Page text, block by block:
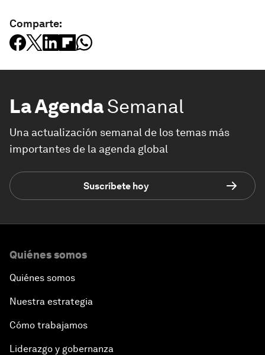
Comparte:
La AgendaSemanal
Una actualización semanal de los temas más
importantes de la agenda global
Suscríbete hoy
Quiénes somos
Quiénes somos
Nuestra estrategia
Cómo trabajamos
Liderazgo y gobernanza